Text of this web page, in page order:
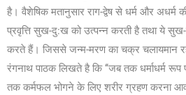
है। वैशेषिक मतानुसार राग-द्वेष से धर्म और अधर्म
प्रवृत्ति सुख-दु:ख को उत्पन्न करती है तथा ये
करते हैं। जिससे जन्म-मरण का चक्र चलायमान
रंगनाथ पाठक लिखते है कि ‘‘जब तक धर्माधर्म रूप
तक कर्मफल भोगने के लिए शरीर ग्रहण करना